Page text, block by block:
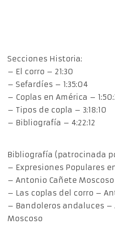
Secciones Historia:
– El corro – 21:30
– Sefardíes – 1:35:04
– Coplas en América –
– Tipos de copla – 3:18:10
– Bibliografía – 4:22:12
Bibliografía (patrocinada
– Expresiones Populares
– Antonio Cañete Moscoso
– Las coplas del corro –
– Bandoleros andaluces –
Moscoso